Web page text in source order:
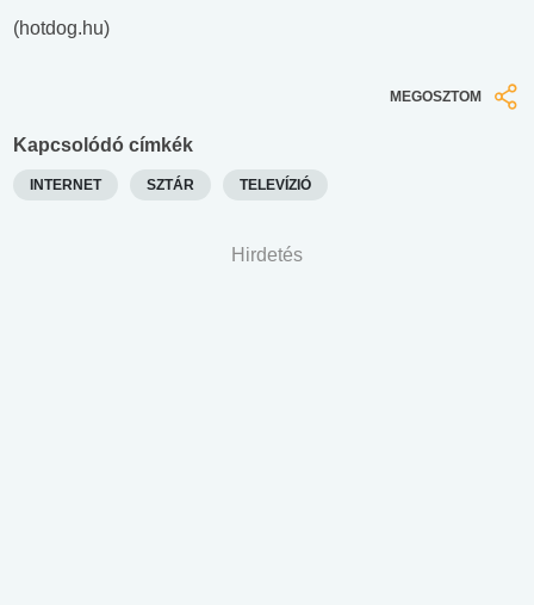
(hotdog.hu)
MEGOSZTOM
Kapcsolódó címkék
INTERNET SZTÁR TELEVÍZIÓ
Hirdetés